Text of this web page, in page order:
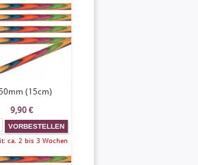
(15cm)
9,90 €
ca. 2 bis 3 Wochen